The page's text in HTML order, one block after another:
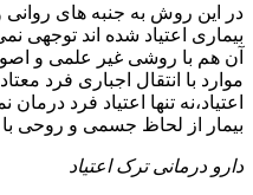
در این روش به جنبه های
بیماری اعتیاد شده اند
آن هم با روشی غیر علمی و
موارد با انتقال اجباری فرد
اعتیاد،نه تنها اعتیاد فرد
بیمار از لحاظ جسمی و روحی
دارو درمانی ترک اعتیاد